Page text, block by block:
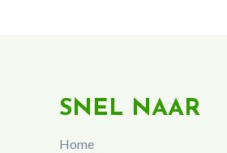
SNEL NAAR
Home